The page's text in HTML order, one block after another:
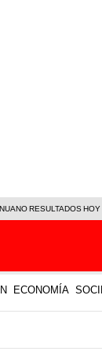
RESULTADOS HOY
ECONOMÍA